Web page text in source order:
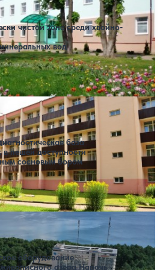
чистой зоне среди хвойно-
вод
Крытый бассейн SPA
область
база
пешей доступности
сосновым бором
4 Крытый бассейн SPA
мест на выбранные даты
другой вариант
(ex. Нарочь ТОК)
оборудование
озера Нарочь
мест на выбранные даты
другой вариант